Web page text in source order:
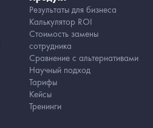
Результаты для бизнеса
Калькулятор ROI
Стоимость замены
сотрудника
Сравнение с альтернативами
Научный подход
Тарифы
Кейсы
Тренинги